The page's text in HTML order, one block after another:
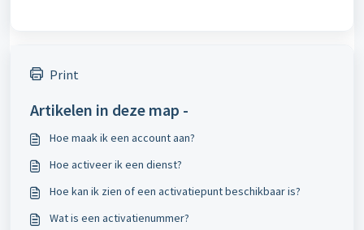
Print
Artikelen in deze map -
Hoe maak ik een account aan?
Hoe activeer ik een dienst?
Hoe kan ik zien of een activatiepunt beschikbaar is?
Wat is een activatienummer?